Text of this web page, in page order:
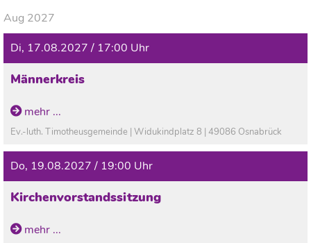
Aug 2027
Di, 17.08.2027 / 17:00 Uhr
Männerkreis
mehr ...
Ev.-luth. Timotheusgemeinde | Widukindplatz 8 | 49086 Osnabrück
Do, 19.08.2027 / 19:00 Uhr
Kirchenvorstandssitzung
mehr ...